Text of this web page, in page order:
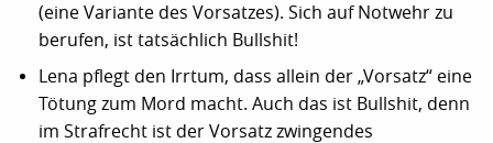
(eine Variante des Vorsatzes). Sich auf Notwehr zu
berufen, ist tatsächlich Bullshit!
Lena pflegt den Irrtum, dass allein der „Vorsatz“ eine
Tötung zum Mord macht. Auch das ist Bullshit, denn
im Strafrecht ist der Vorsatz zwingendes